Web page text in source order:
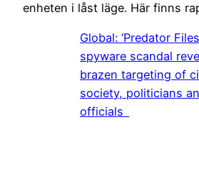
enheten i låst läge. Här finns
Global: ‘Predator
spyware scandal
brazen targeting of
society, politicians
officials